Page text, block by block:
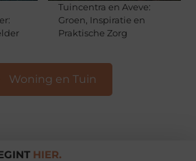
Tuincentra en Aveve:
Groen, Inspiratie en
Praktische Zorg
Woning en Tuin
HIER.